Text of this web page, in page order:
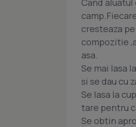
cresteaza
compozitie
asa.
Se mai lasa
si se dau cu
Se lasa la
tare pentru
Se obtin